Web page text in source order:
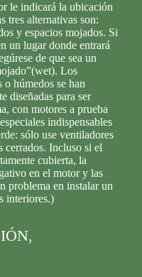
le indicará la ubicación
tres alternativas son:
y espacios mojados. Si
un lugar donde entrará
de que sea un
Los
o húmedos se han
diseñadas para ser
con motores a prueba
indispensables
sólo use ventiladores
cerrados. Incluso si el
cubierta, la
en el motor y las
problema en instalar un
interiores.)